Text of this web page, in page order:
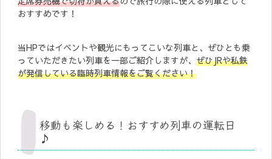
おすすめです！
当HPではイベントや観光にもってこいな列車と、ぜひとも乗
っていただきたい列車を一部ご紹介しますが、 ぜひJRや私鉄
が発信している臨時列車情報をご覧ください！
移動も楽しめる！おすすめ列車の運転日
♪